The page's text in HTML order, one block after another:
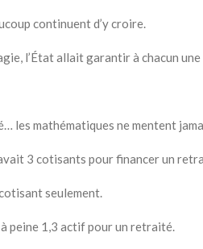
continuent d’y croire.
l’État allait garantir à chacun
les mathématiques ne mentent
avait 3 cotisants pour financer un
cotisant seulement.
à peine 1,3 actif pour un retraité.